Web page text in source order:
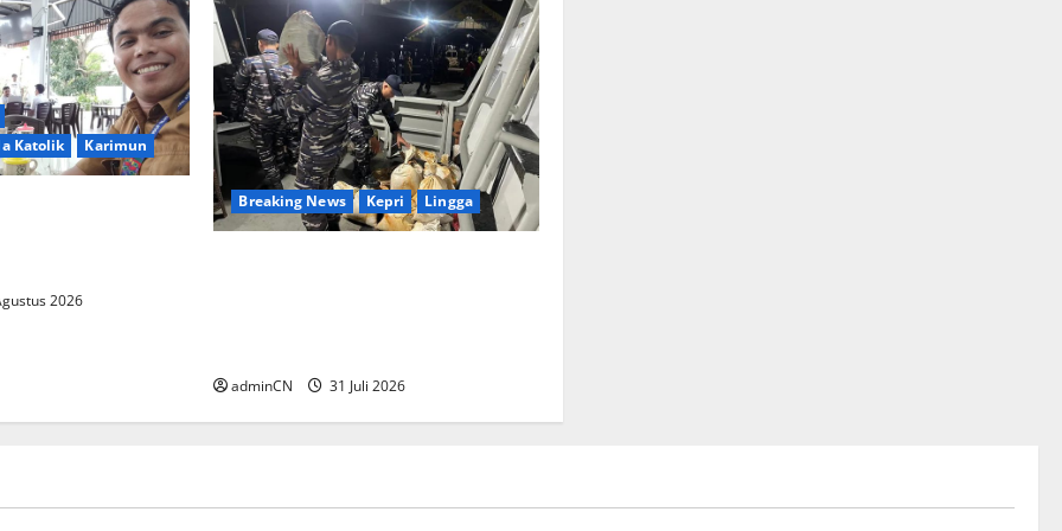
Katolik
Karimun
2026
Breaking News Kepri Lingga
adminCN 31 Juli 2026